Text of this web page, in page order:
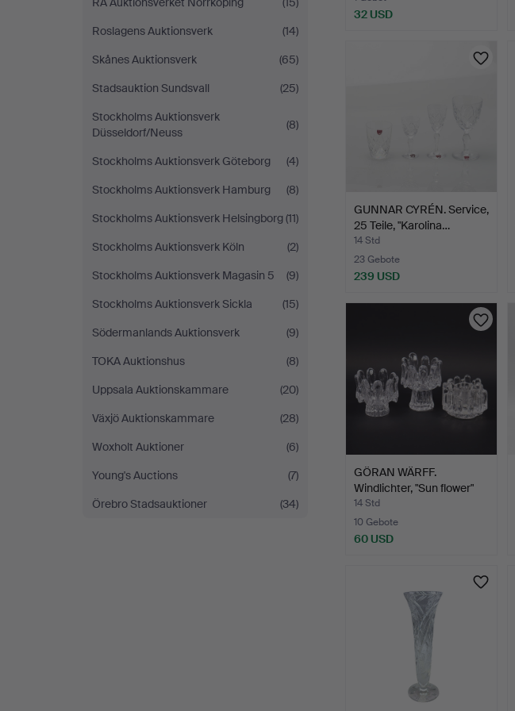
Roslagens Auktionsverk
(14)
Skånes Auktionsverk
(65)
Stadsauktion Sundsvall
(25)
Stockholms Auktionsverk
Düsseldorf/Neuss
(8)
Stockholms Auktionsverk Göteborg
(4)
Stockholms Auktionsverk Hamburg
(8)
Stockholms Auktionsverk Helsingborg(11)
Stockholms Auktionsverk Köln
(2)
Stockholms Auktionsverk Magasin 5
(9)
Stockholms Auktionsverk Sickla
(15)
Södermanlands Auktionsverk
(9)
TOKA Auktionshus
(8)
Uppsala Auktionskammare
(20)
Växjö Auktionskammare
(28)
Woxholt Auktioner
(6)
Young's Auctions
(7)
Örebro Stadsauktioner
(34)
32 USD
GUNNAR CYRÉN. Service,
25 Teile, "Karolina…
14 Std
23 Gebote
239 USD
GÖRAN WÄRFF.
Windlichter, "Sun flower"
und…
14 Std
10 Gebote
60 USD